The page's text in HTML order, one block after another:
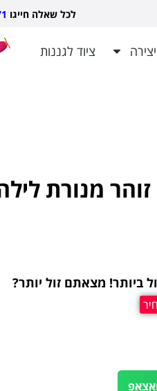
לכל שאלה חייגו
יצירה ציוד לגננות
מנורת
ביותר! מצאתם זול יותר?